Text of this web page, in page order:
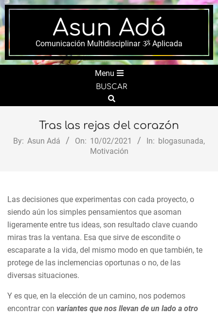
Skip
to
content
Asun Adá
Comunicación Multidisciplinar ૐ Aplicada
Menu
BUSCAR
Search
Tras las rejas del corazón
By: Asun Adá On: 10/02/2021 In: blogasunada,
Motivación
Las decisiones que experimentas con cada proyecto, o
siendo aún los simples pensamientos que asoman
ligeramente entre tus ideas, son resultado clave cuando
miras tras la ventana. Esa que sirve de escondite o
escaparate a la vida, del mismo modo en que también, te
protege de las inclemencias oportunas o no, de las
diversas situaciones.
Y es que, en la elección de un camino, nos podemos
encontrar con variantes que nos llevan de un lado a otro